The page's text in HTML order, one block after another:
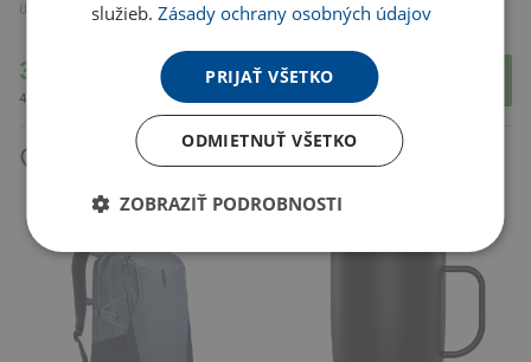
U partnera 3477 ks
368.24 Kč
445.57 Kč s DPH
U partnera 682 ks
1 087.31 Kč
1 315.65 Kč s DPH
Tempo, černá
služieb.Zásady ochrany osobných údajov
PRIJAŤ VŠETKO
ODMIETNUŤ VŠETKO
ZOBRAZIŤ PODROBNOSTI